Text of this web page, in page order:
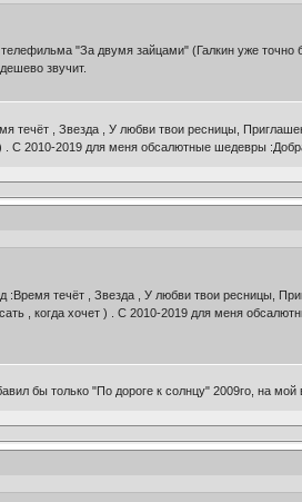
"За двумя зайцами" (Галкин уже
звучит.
течёт , Звезда , У любви твои ресницы,
. С 2010-2019 для меня обсалютные шедевры
:Время течёт , Звезда , У любви твои ресницы,
, когда хочет ) . С 2010-2019 для меня
бы только "По дороге к солнцу" 2009го, на